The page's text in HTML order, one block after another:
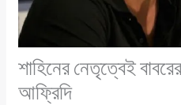
শাহিনের নেতৃত্বেই
আফ্রিদি